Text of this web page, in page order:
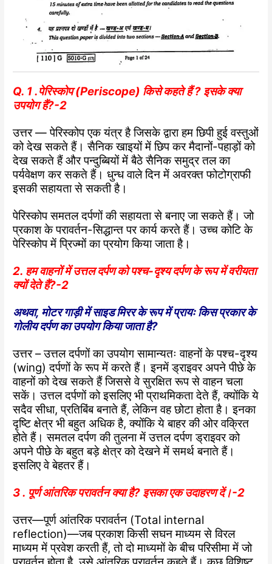
Q. 1 .पेरिस्कोप (Periscope) किसे कहते हैं ? इसके क्या
उपयोग हैं?-2
उत्तर — पेरिस्कोप एक यंत्र है जिसके द्वारा हम छिपी हुई वस्तुओं
को देख सकते हैं। सैनिक खाइयों में छिप कर मैदानों-पहाड़ों को
देख सकते हैं और पन्दुब्बियों में बैठे सैनिक समुद्र तल का
पर्यवेक्षण कर सकते हैं। धुन्ध वाले दिन में अवरक्त फोटोग्राफी
इसकी सहायता से सकती है।
पेरिस्कोप समतल दर्पणों की सहायता से बनाए जा सकते हैं। जो
प्रकाश के परावर्तन-सिद्धान्त पर कार्य करते हैं। उच्च कोटि के
पेरिस्कोप में प्रिज्मों का प्रयोग किया जाता है।
2. हम वाहनों में उत्तल दर्पण को पश्च-दृश्य दर्पण के रूप में वरीयता
क्यों देते हैं?-2
अथवा, मोटर गाड़ी में साइड मिरर के रूप में प्रायः किस प्रकार के
गोलीय दर्पण का उपयोग किया जाता है?
उत्तर – उत्तल दर्पणों का उपयोग सामान्यतः वाहनों के पश्च-दृश्य
(wing) दर्पणों के रूप में करते हैं। इनमें ड्राइवर अपने पीछे के
वाहनों को देख सकते हैं जिससे वे सुरक्षित रूप से वाहन चला
सकें। उत्तल दर्पणों को इसलिए भी प्राथमिकता देते हैं, क्योंकि ये
सदैव सीधा, प्रतिबिंब बनाते हैं, लेकिन वह छोटा होता है। इनका
दृष्टि क्षेत्र भी बहुत अधिक है, क्योंकि ये बाहर की ओर वक्रित
होते हैं। समतल दर्पण की तुलना में उत्तल दर्पण ड्राइवर को
अपने पीछे के बहुत बड़े क्षेत्र को देखने में समर्थ बनाते हैं।
इसलिए वे बेहतर हैं।
3 . पूर्ण आंतरिक परावर्तन क्या है? इसका एक उदाहरण दें।-2
उत्तर—पूर्ण आंतरिक परावर्तन (Total internal
reflection)—जब प्रकाश किसी सघन माध्यम से विरल
माध्यम में प्रवेश करती हैं, तो दो माध्यमों के बीच परिसीमा में जो